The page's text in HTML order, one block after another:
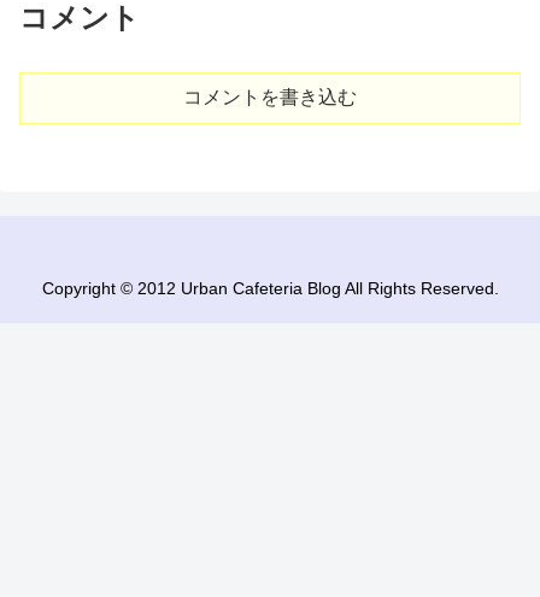
コメント
コメントを書き込む
Copyright © 2012 Urban Cafeteria Blog All Rights Reserved.